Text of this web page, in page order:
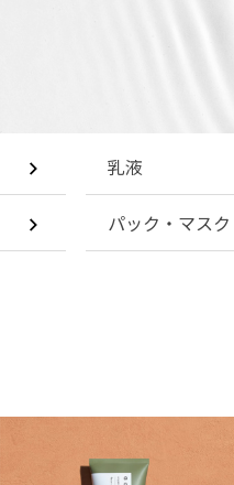
乳液
パック・マスク